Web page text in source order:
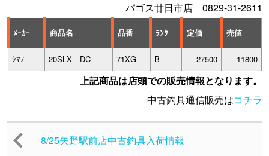
パゴス廿日市店 0829-31-2611
ﾒｰｶｰ 商品名 品番 ﾗﾝｸ 定価 売値
ｼﾏﾉ 20SLX DC 71XG B 27500 11800
上記商品は店頭での販売情報となります。
中古釣具通信販売はコチラ
8/25矢野駅前店中古釣具入荷情報